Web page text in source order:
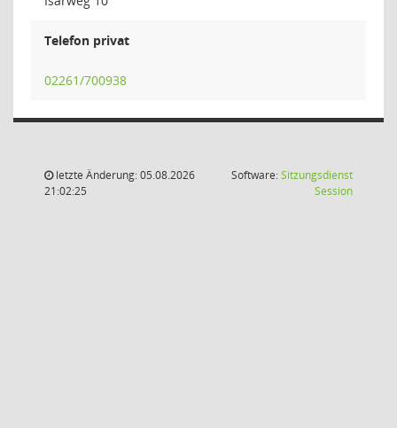
Telefon privat
02261/700938
letzte Änderung: 05.08.2026
21:02:25
Software:Sitzungsdienst
Session(Wird in